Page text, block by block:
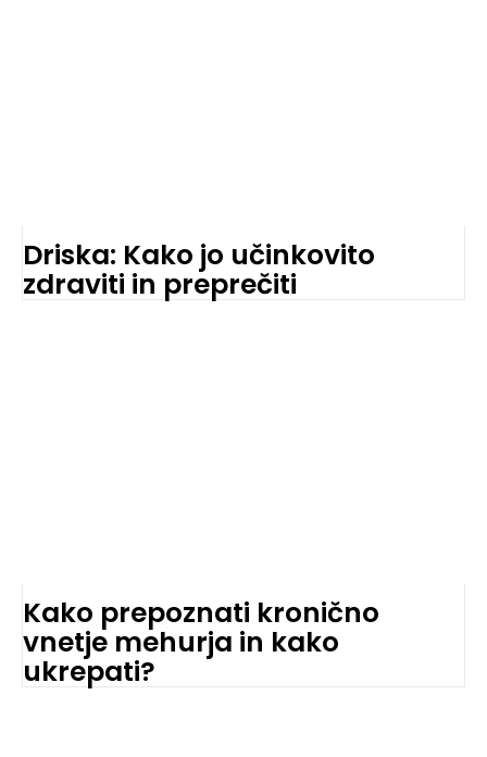
Driska: Kako jo učinkovito
zdraviti in preprečiti
Kako prepoznati kronično
vnetje mehurja in kako
ukrepati?